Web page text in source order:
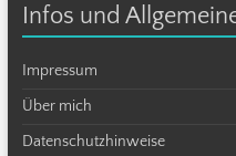
Infos und
Impressum
Über mich
Datenschutzhinweise